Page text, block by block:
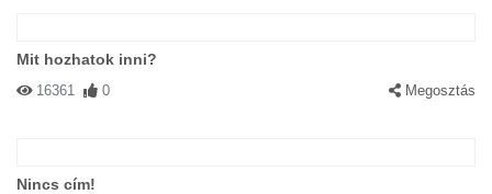
Mit hozhatok inni?
16361 0 Megosztás
Nincs cím!